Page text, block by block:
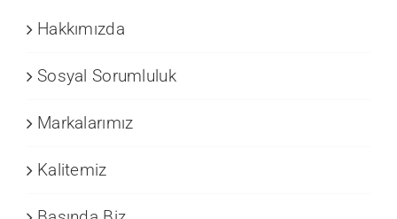
Hakkımızda
Sosyal Sorumluluk
Markalarımız
Kalitemiz